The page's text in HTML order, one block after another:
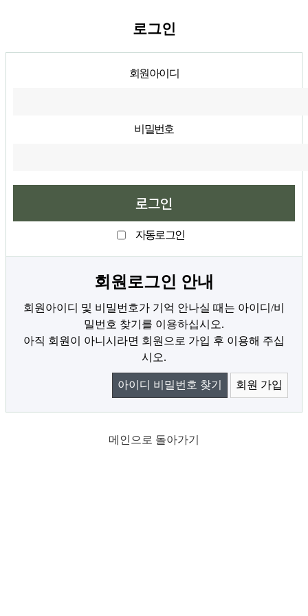
로그인
회원아이디
비밀번호
자동로그인
회원로그인 안내
회원아이디 및 비밀번호가 기억 안나실 때는 아이디/비
밀번호 찾기를 이용하십시오.
아직 회원이 아니시라면 회원으로 가입 후 이용해 주십
시오.
아이디 비밀번호 찾기 회원 가입
메인으로 돌아가기